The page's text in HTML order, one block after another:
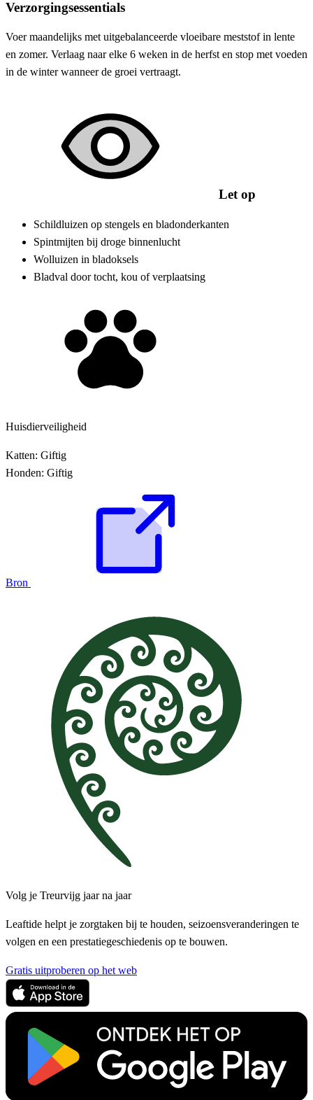
Verzorgingsessentials
Voer maandelijks met uitgebalanceerde vloeibare meststof in lente
en zomer. Verlaag naar elke 6 weken in de herfst en stop met voeden
in de winter wanneer de groei vertraagt.
Let op
Schildluizen op stengels en bladonderkanten
Spintmijten bij droge binnenlucht
Wolluizen in bladoksels
Bladval door tocht, kou of verplaatsing
Huisdierveiligheid
Katten: Giftig
Honden: Giftig
Bron
Volg je Treurvijg jaar na jaar
Leaftide helpt je zorgtaken bij te houden, seizoensveranderingen te
volgen en een prestatiegeschiedenis op te bouwen.
Gratis uitproberen op het web